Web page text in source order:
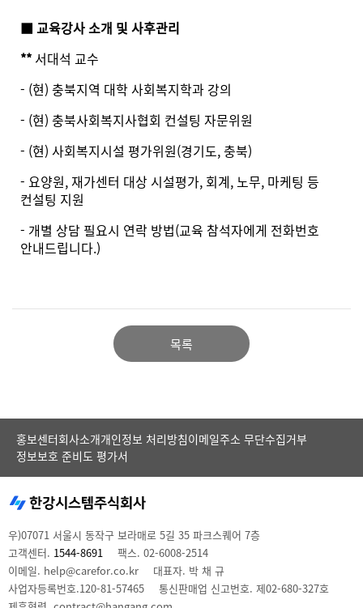
■ 교육강사 소개 및 사후관리
** 서대석 교수
- (현) 충북지역 대학 사회복지학과 강의
- (현) 충북사회복지사협회 컨설팅 자문위원
- (현) 사회복지시설 평가위원(경기도, 충북)
- 요양원, 재가센터 대상 시설평가, 회계, 노무, 마케팅 등
컨설팅 지원
- 개별 상담 필요시 연락 방법(교육 참석자에게 전화번호
안내드립니다.)
목록
홍보센터회사소개개인정보 처리방침이메일주소 무단수집거부
정보보호 준비도 평가서
우)07071 서울시 동작구 보라매로 5길 35 파크스퀘어 7층
고객센터. 1544-8691
팩스. 02-6008-2514
이메일. help@carefor.co.kr
대표자. 박 채 규
사업자등록번호.120-81-57465
통신판매업 신고번호. 제02-680-327호